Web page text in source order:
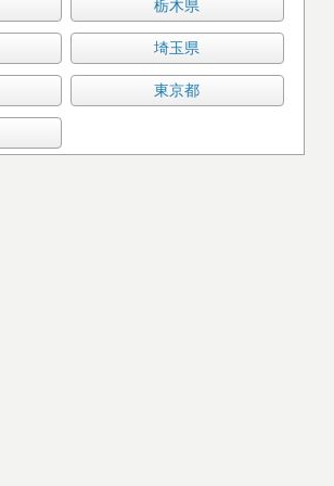
栃木県
埼玉県
東京都